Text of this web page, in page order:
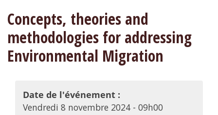
Concepts, theories and
methodologies for addressing
Environmental Migration
Date de l'événement :
Vendredi 8 novembre 2024 - 09h00